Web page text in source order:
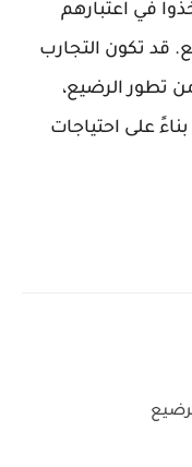
في اعتبارهم
قد تكون التجارب
تطور الرضيع،
على احتياجات